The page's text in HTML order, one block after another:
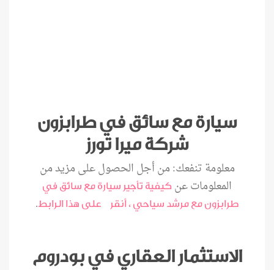
سيارة مع سائق في طرابزون
شركة ميرا تورز
معلومة تنفعك: من أجل الحصول على مزيد من
المعلومات عن كيفية تأجير سيارة مع سائق في
طرابزون مع مرشد سياحي ، أنقر على هذا الرابط.
الاستثمار العقاري في بودروم